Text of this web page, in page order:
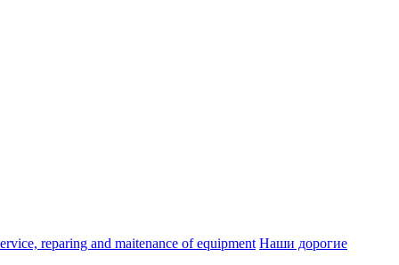
reparing and maitenance of equipment Наши дорогие